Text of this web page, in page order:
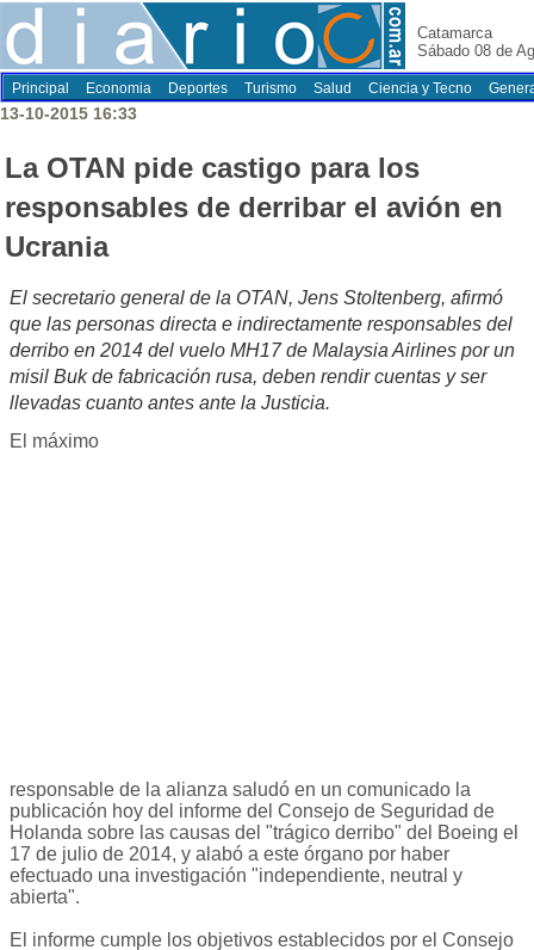
Catamarca
Sábado 08 de
Principal Economia Deportes Turismo Salud Ciencia y Tecno
13-10-2015 16:33
La OTAN pide castigo para los
responsables de derribar el avión en
Ucrania
El secretario general de la OTAN, Jens Stoltenberg, afirmó
que las personas directa e indirectamente responsables del
derribo en 2014 del vuelo MH17 de Malaysia Airlines por un
misil Buk de fabricación rusa, deben rendir cuentas y ser
llevadas cuanto antes ante la Justicia.
El máximo
responsable de la alianza saludó en un comunicado la
publicación hoy del informe del Consejo de Seguridad de
Holanda sobre las causas del "trágico derribo" del Boeing el
17 de julio de 2014, y alabó a este órgano por haber
efectuado una investigación "independiente, neutral y
abierta".
El informe cumple los objetivos establecidos por el Consejo